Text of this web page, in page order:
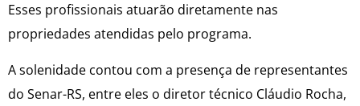
Esses profissionais atuarão diretamente nas
propriedades atendidas pelo programa.
A solenidade contou com a presença de representantes
do Senar-RS, entre eles o diretor técnico Cláudio Rocha,